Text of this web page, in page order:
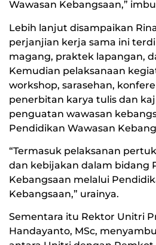
Wawasan Kebangsaan,”
Lebih lanjut disampaikan
perjanjian kerja sama ini
magang, praktek lapangan,
Kemudian pelaksanaan
workshop, sarasehan,
penerbitan karya tulis dan
penguatan wawasan
Pendidikan Wawasan
“Termasuk pelaksanan
dan kebijakan dalam bidang
Kebangsaan melalui
Kebangsaan,” urainya.
Sementara itu Rektor Unitri
Handayanto, MSc,